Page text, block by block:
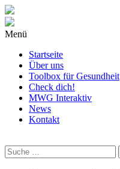
Menü
Startseite
Über uns
Toolbox für Gesundheit
Check dich!
MWG Interaktiv
News
Kontakt
suchst
Du?